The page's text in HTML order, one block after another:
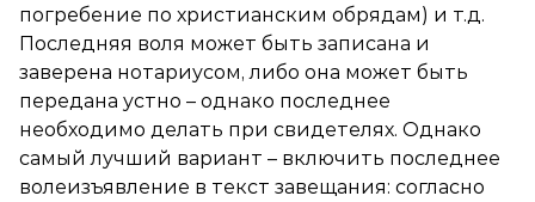
погребение по христианским обрядам) и т.д.
Последняя воля может быть записана и
заверена нотариусом, либо она может быть
передана устно – однако последнее
необходимо делать при свидетелях. Однако
самый лучший вариант – включить последнее
волеизъявление в текст завещания: согласно